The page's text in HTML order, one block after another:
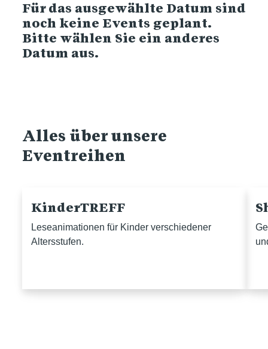
Für das ausgewählte Datum sind
noch keine Events geplant.
Bitte wählen Sie ein anderes
Datum aus.
Alles über unsere
Eventreihen
KinderTREFF
Leseanimationen für Kinder verschiedener
Altersstufen.